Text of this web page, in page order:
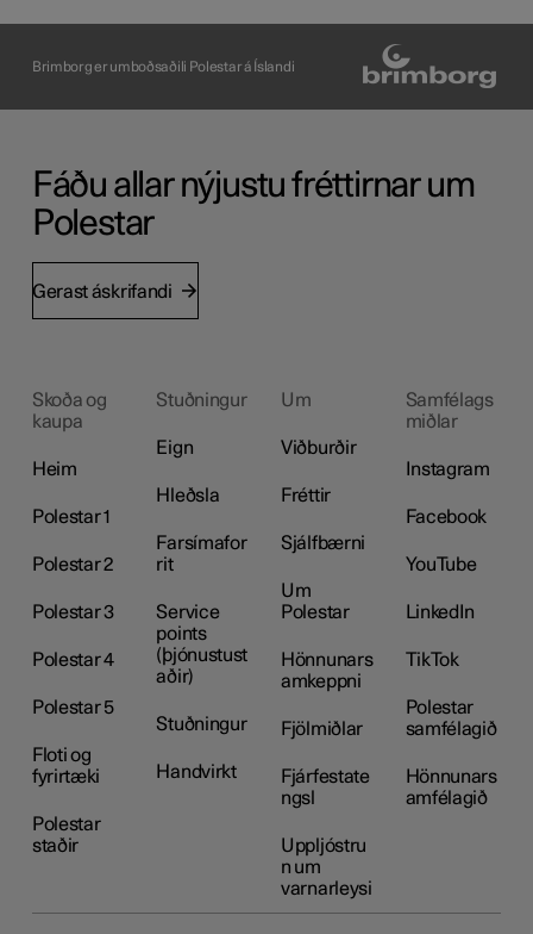
Brimborg er umboðsaðili Polestar á Íslandi
Fáðu allar nýjustu fréttirnar um
Polestar
Gerast áskrifandi
Skoða og
kaupa
Heim
Polestar 1
Polestar 2
Polestar 3
Polestar 4
Polestar 5
Floti og
fyrirtæki
Polestar
staðir
Stuðningur
Eign
Hleðsla
Farsímafor
rit
Service
points
(þjónustust
aðir)
Stuðningur
Handvirkt
Um
Viðburðir
Fréttir
Sjálfbærni
Um
Polestar
Hönnunars
amkeppni
Fjölmiðlar
Fjárfestate
ngsl
Uppljóstru
n um
varnarleysi
Samfélags
miðlar
Instagram
Facebook
YouTube
LinkedIn
TikTok
Polestar
samfélagið
Hönnunars
amfélagið